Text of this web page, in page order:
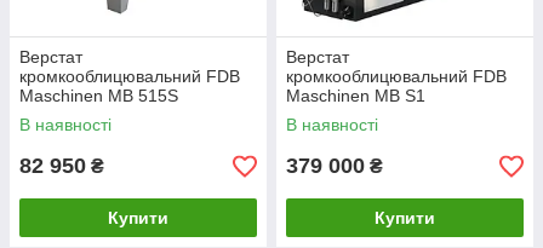
Верстат
кромкооблицювальний FDB
Maschinen MB 515S
В наявності
82 950 ₴
Купити
Верстат
кромкооблицювальний FDB
Maschinen MB S1
В наявності
379 000 ₴
Купити